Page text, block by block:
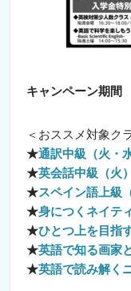
キャンペーン期間
＜おススメ対象ク
★通訳中級（火・水
★英会話中級（火）
★スペイン語上級
★身につくネイテ
★ひとつ上を目指
★英語で知る画家
★英語で読み解く